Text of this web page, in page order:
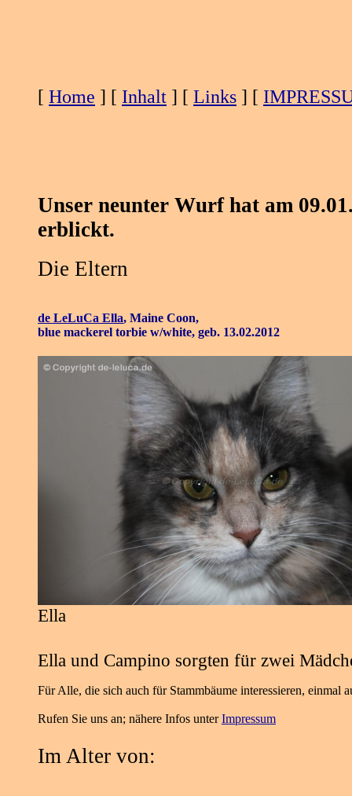
[ Home ] [ Inhalt ] [ Links ] [
Unser neunter Wurf hat am
erblickt.
Die Eltern
de LeLuCa Ella, Maine Coon,
blue mackerel torbie w/white, geb. 13.02.2012
Ella
Ella und Campino sorgten für zwei
Für Alle, die sich auch für Stammbäume interessieren, einmal
Rufen Sie uns an; nähere Infos unterImpressum
Im Alter von: